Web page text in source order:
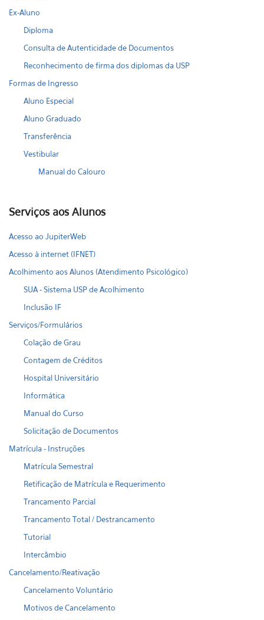
Ex-Aluno
Diploma
Consulta de Autenticidade de Documentos
Reconhecimento de firma dos diplomas da USP
Formas de Ingresso
Aluno Especial
Aluno Graduado
Transferência
Vestibular
Manual do Calouro
Serviços aos Alunos
Acesso ao JupiterWeb
Acesso à internet (IFNET)
Acolhimento aos Alunos (Atendimento Psicológico)
SUA - Sistema USP de Acolhimento
Inclusão IF
Serviços/Formulários
Colação de Grau
Contagem de Créditos
Hospital Universitário
Informática
Manual do Curso
Solicitação de Documentos
Matrícula - Instruções
Matrícula Semestral
Retificação de Matrícula e Requerimento
Trancamento Parcial
Trancamento Total / Destrancamento
Tutorial
Intercâmbio
Cancelamento/Reativação
Cancelamento Voluntário
Motivos de Cancelamento